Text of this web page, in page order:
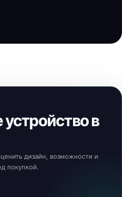
в
дизайн, возможности и
покупкой.